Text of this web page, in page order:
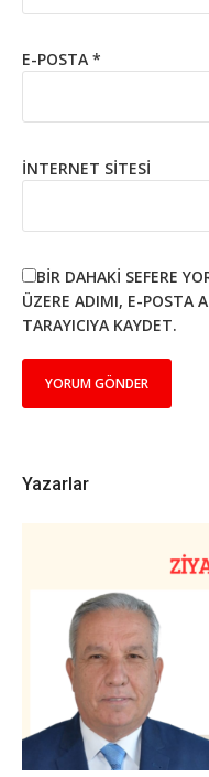
E-POSTA *
İNTERNET SITESI
BIR DAHAKI SEFERE
ÜZERE ADIMI, E-POSTA
TARAYICIYA KAYDET.
Yazarlar